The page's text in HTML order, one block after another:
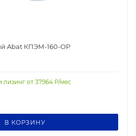
Abat КПЭМ-160-ОР
лизинг от 37964 Р/мес
В КОРЗИНУ